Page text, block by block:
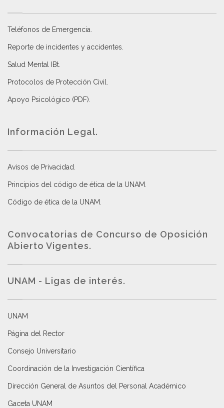
Teléfonos de Emergencia.
Reporte de incidentes y accidentes
Salud Mental IBt
Protocolos de Protección Civil
Apoyo Psicológico (PDF)
Información Legal.
Avisos de Privacidad
Principios del código de ética de la UNAM
Código de ética de la UNAM
Convocatorias de Concurso de Oposición
Abierto Vigentes.
UNAM - Ligas de interés.
UNAM
Página del Rector
Consejo Universitario
Coordinación de la Investigación Científica
Dirección General de Asuntos del Personal Académico
Gaceta UNAM